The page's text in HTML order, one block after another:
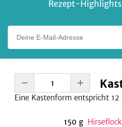
Rezept-
Eine Kastenform entspricht 12
150 g